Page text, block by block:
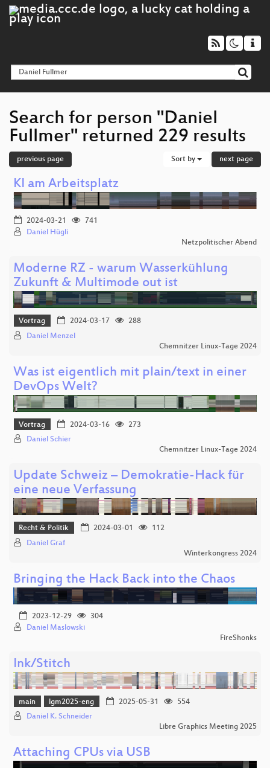
Search for person "Daniel
Fullmer" returned 229 results
previous page Sort by next page
KI am Arbeitsplatz
2024-03-21
741
Daniel Hügli
Netzpolitischer Abend
Moderne RZ - warum Wasserkühlung
Zukunft & Multimode out ist
Vortrag 2024-03-17
288
Daniel Menzel
Chemnitzer Linux-Tage 2024
Was ist eigentlich mit plain/text in einer
DevOps Welt?
Vortrag 2024-03-16
273
Daniel Schier
Chemnitzer Linux-Tage 2024
Update Schweiz – Demokratie-Hack für
eine neue Verfassung
Recht & Politik 2024-03-01
112
Daniel Graf
Winterkongress 2024
Bringing the Hack Back into the Chaos
2023-12-29
304
Daniel Maslowski
FireShonks
Ink/Stitch
main lgm2025-eng 2025-05-31
554
Daniel K. Schneider
Libre Graphics Meeting 2025
Attaching CPUs via USB